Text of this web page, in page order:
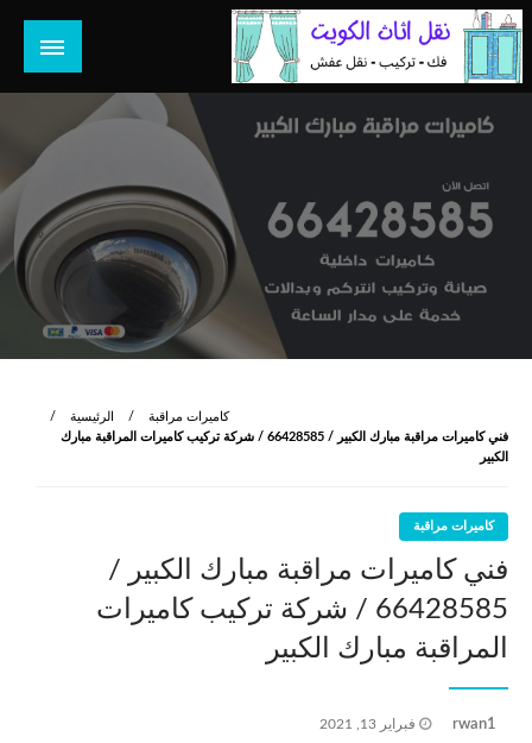
التخطي
إلى
المحتوى
هل تبحث عن أفضل خدمات بالكويت؟ خدمة فك نقل تركيب صيانة
تصليح جميع الخدمات المنزلية في الكويت
الرئيسية
كاميرات مراقبة
فني كاميرات مراقبة مبارك الكبير / 66428585 / شركة تركيب كاميرات المراقبة مبارك
الكبير
كاميرات مراقبة
فني كاميرات مراقبة مبارك الكبير /
66428585 / شركة تركيب كاميرات
المراقبة مبارك الكبير
rwan1
نُشر
فبراير 13, 2021